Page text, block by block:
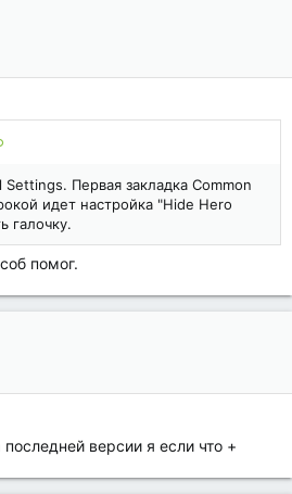
Первая закладка Common
идет настройка "Hide Hero
галочку.
помог.
версии я если что +